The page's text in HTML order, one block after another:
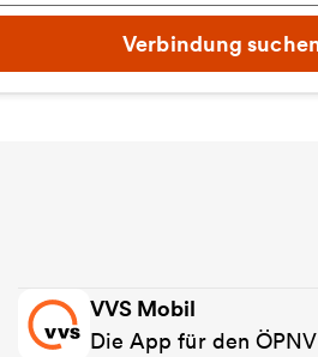
Verbindung
VVS Mobil
Die App für den